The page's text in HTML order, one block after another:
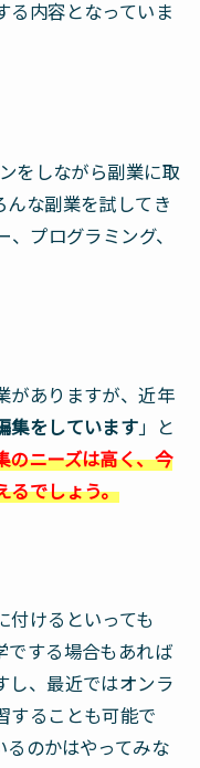
る内容となっていま
をしながら副業に取
んな副業を試してき
プログラミング、
がありますが、近年
集をしています 」と
のニーズは高く、今
るでしょう。
付けるといっても
でする場合もあれば
し、最近ではオンラ
することも可能で
るのかはやってみな